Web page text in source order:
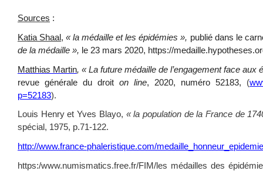
Sources :
Katia Shaal ,« la médaille et les épidémies », publié dans le
de la médaille », le 23 mars 2020, https://
Matthias Martin, « La future médaille de l’engagement face aux
revue générale du droit on line, 2020, numéro 52183, (
p=52183).
Louis Henry et Yves Blayo, « la population de la France de
spécial, 1975, p.71-122.
http://www.france-phaleristique.com/
https:/www.numismatics.free.fr/FIM/les médailles des